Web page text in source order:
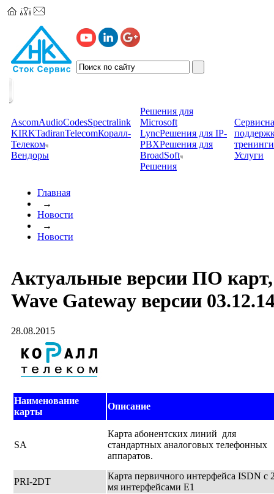
AscomAudioCodesSpectralink
KIRKTadiranTelecomКоралл-
Телеком
Вендоры
Решения для
Microsoft
LyncРешения для IP-
PBXРешения для
BroadSoft
Решения
тренинги
Услуги
Главная
→
Новости
→
Новости
Актуальные версии ПО
Wave Gateway версии
28.08.2015
Наименование
карты
Описание
SA
Карта абонентских линий для
стандартных аналоговых телефонных
аппаратов.
PRI-2DT
Карта первичного интерфейса ISDN с
мя интерфейсами Е1